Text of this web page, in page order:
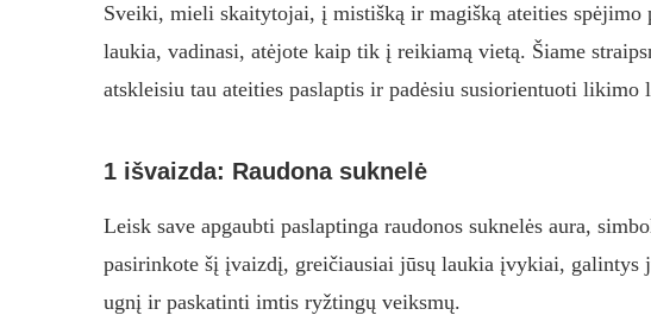
Sveiki, mieli skaitytojai, į mistišką ir magišką ateities spėjimo
laukia, vadinasi, atėjote kaip tik į reikiamą vietą. Šiame
atskleisiu tau ateities paslaptis ir padėsiu susiorientuoti likimo
1 išvaizda: Raudona suknelė
Leisk save apgaubti paslaptinga raudonos suknelės aura,
pasirinkote šį įvaizdį, greičiausiai jūsų laukia įvykiai, galintys
ugnį ir paskatinti imtis ryžtingų veiksmų.